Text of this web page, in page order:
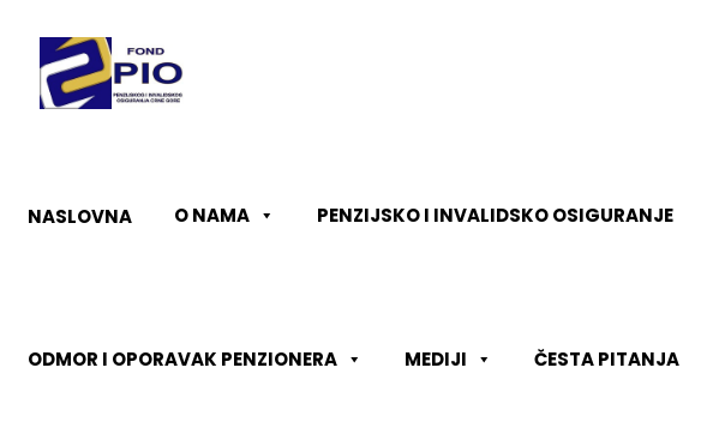
NASLOVNA O NAMA PENZIJSKO I INVALIDSKO OSIGURANJE
ODMOR I OPORAVAK PENZIONERA MEDIJI ČESTA PITANJA